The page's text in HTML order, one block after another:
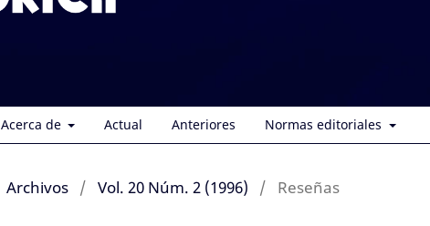
Acerca de Actual Anteriores Normas editoriales
Archivos / Vol. 20 Núm. 2 (1996) / Reseñas